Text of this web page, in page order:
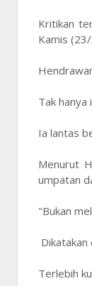
Kritikan
Kamis
Tak hanya
Ia lantas
Menurut
umpatan
"Bukan
Terlebih